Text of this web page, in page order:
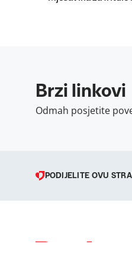
Brzi linkovi
Odmah posjetite
PODIJELITE OVU